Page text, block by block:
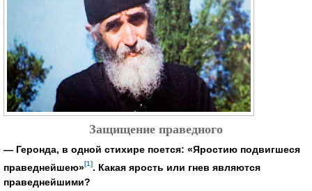
Защищение праведного
— Геронда, в одной стихире поется: «Яростию подвигшеся
праведнейшею»[1]. Какая ярость или гнев являются
праведнейшими?